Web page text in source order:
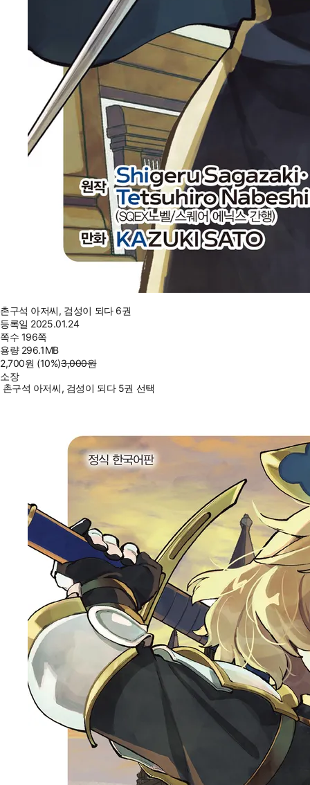
촌구석 아저씨, 검성이 되다 6권
등록일 2025.01.24
쪽수 196쪽
용량 296.1MB
2,700원 (10%)3,000원
소장
촌구석 아저씨, 검성이 되다 5권 선택